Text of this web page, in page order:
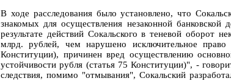
В ходе расследования было установлено, что
знакомых для осуществления незаконной
результате действий Сокальского в теневой оборот
млрд. рублей, чем нарушено исключительное право
Конституции), причинен вред осуществлению
устойчивости рубля (статья 75 Конституции)", -
следствия, помимо "отмывания", Сокальский